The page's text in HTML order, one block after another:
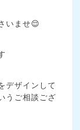
いませ😌
デザインして
うご相談ござ